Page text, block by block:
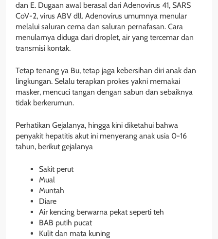
dan E. Dugaan awal berasal dari Adenovirus 41, SARS
CoV-2, virus ABV dll. Adenovirus umumnya menular
melalui saluran cerna dan saluran pernafasan. Cara
menularnya diduga dari droplet, air yang tercemar dan
transmisi kontak.
Tetap tenang ya Bu, tetap jaga kebersihan diri anak dan
lingkungan. Selalu terapkan prokes yakni memakai
masker, mencuci tangan dengan sabun dan sebaiknya
tidak berkerumun.
Perhatikan Gejalanya, hingga kini diketahui bahwa
penyakit hepatitis akut ini menyerang anak usia 0-16
tahun, berikut gejalanya
Sakit perut
Mual
Muntah
Diare
Air kencing berwarna pekat seperti teh
BAB putih pucat
Kulit dan mata kuning